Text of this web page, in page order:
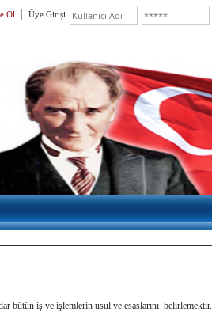
Ol Üye Girişi
bütün iş ve işlemlerin usul ve esaslarını belirlemektir.